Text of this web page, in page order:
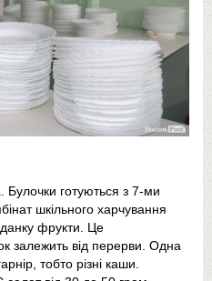
Булочки готуються з 7-ми
шкільного харчування
фрукти. Це
залежить від перерви. Одна
тобто різні каши.